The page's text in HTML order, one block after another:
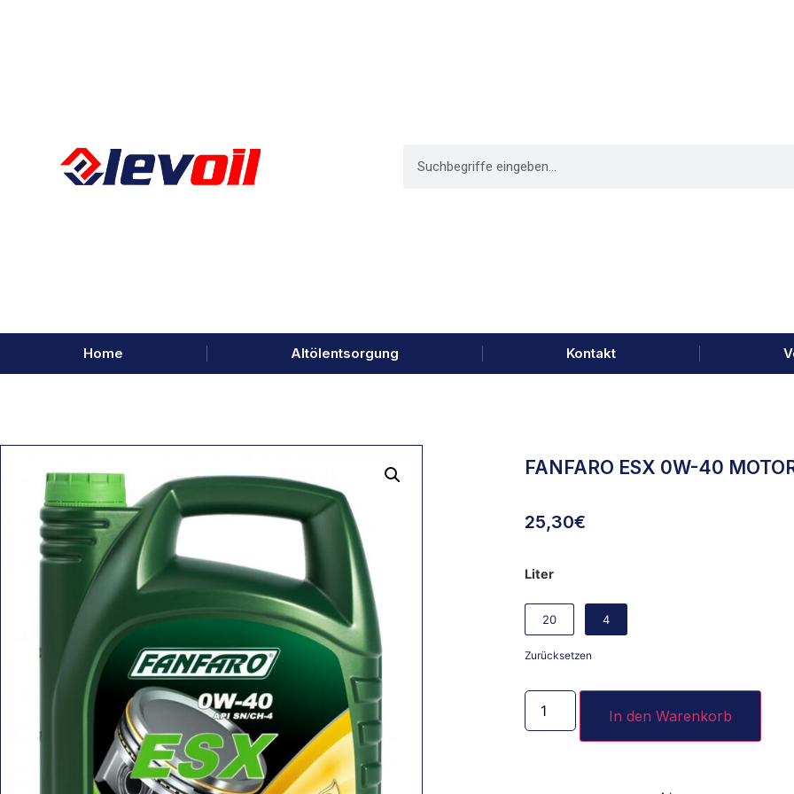
Home Altölentsorgung Kontakt
FANFARO ESX 0W-40
25,30€
Liter
20 4
Zurücksetzen
In den Warenkorb